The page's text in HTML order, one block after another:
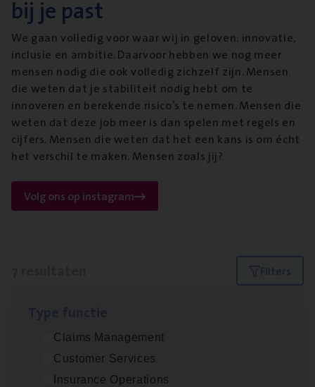
bij je past
We gaan volledig voor waar wij in geloven: innovatie,
inclusie en ambitie. Daarvoor hebben we nog meer
mensen nodig die ook volledig zichzelf zijn. Mensen
die weten dat je stabiliteit nodig hebt om te
innoveren en berekende risico’s te nemen. Mensen die
weten dat deze job meer is dan spelen met regels en
cijfers. Mensen die weten dat het een kans is om écht
het verschil te maken. Mensen zoals jij?
Volg ons op instagram
Filters
Claims Management
Customer Services
Insurance Operations
Test Ana­lyst
IT, Change & Innovation
Antwerpen